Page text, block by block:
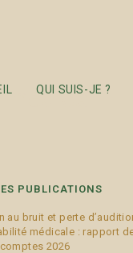
QUI SUIS-JE ?
médical
PUBLICATIONS
au bruit et perte
médicale : rapport
2026